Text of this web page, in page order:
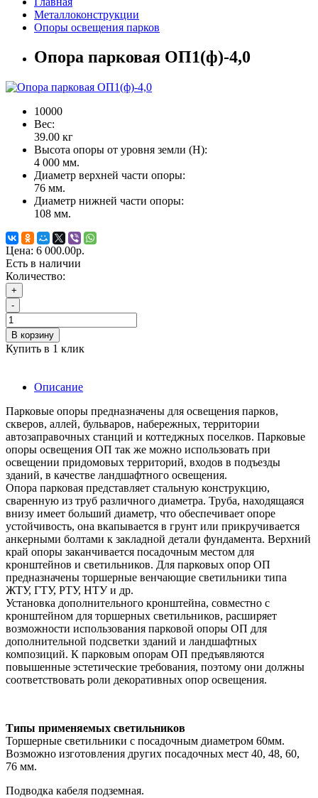
Металлоконструкции
Опоры освещения парков
Опора парковая ОП1(ф)-4,0
10000
Вес:
39.00 кг
Высота опоры от уровня земли (Н):
4 000 мм.
Диаметр верхней части опоры:
76 мм.
Диаметр нижней части опоры:
108 мм.
Цена: 6 000.00р.
Есть в наличии
Количество:
+
-
В корзину
Купить в 1 клик
Описание
Парковые опоры предназначены для освещения парков,
скверов, аллей, бульваров, набережных, территории
автозаправочных станций и коттеджных поселков. Парковые
опоры освещения ОП так же можно использовать при
освещении придомовых территорий, входов в подъезды
зданий, в качестве ландшафтного освещения.
Опора парковая представляет стальную конструкцию,
сваренную из труб различного диаметра. Труба, находящаяся
внизу имеет больший диаметр, что обеспечивает опоре
устойчивость, она вкапывается в грунт или прикручивается
анкерными болтами к закладной детали фундамента. Верхний
край опоры заканчивается посадочным местом для
кронштейнов и светильников. Для парковых опор ОП
предназначены торшерные венчающие светильники типа
ЖТУ, ГТУ, РТУ, НТУ и др.
Установка дополнительного кронштейна, совместно с
кронштейном для торшерных светильников, расширяет
возможности использования парковой опоры ОП для
дополнительной подсветки зданий и ландшафтных
композиций. К парковым опорам ОП предъявляются
повышенные эстетические требования, поэтому они должны
соответствовать роли декоративных опор освещения.
Типы применяемых светильников
Торшерные светильники с посадочным диаметром 60мм.
Возможно изготовления других посадочных мест 40, 48, 60,
76 мм.
Подводка кабеля подземная.